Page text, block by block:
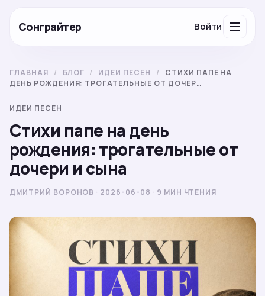
Сонграйтер Войти
ГЛАВНАЯ / БЛОГ / ИДЕИ ПЕСЕН /
СТИХИ ПАПЕ НА
ДЕНЬ РОЖДЕНИЯ: ТРОГАТЕЛЬНЫЕ ОТ ДОЧЕР…
ИДЕИ ПЕСЕН
Стихи папе на день
рождения: трогательные от
дочери и сына
ДМИТРИЙ ВОРОНОВ · 2026-06-08 · 9 МИН ЧТЕНИЯ